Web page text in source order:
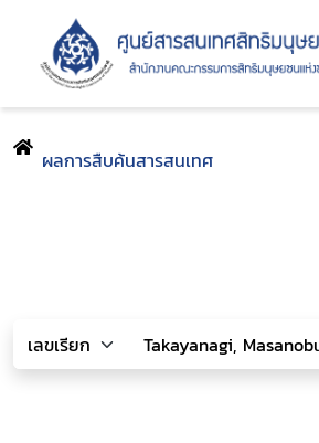
ผลการสืบค้นสารสนเทศ